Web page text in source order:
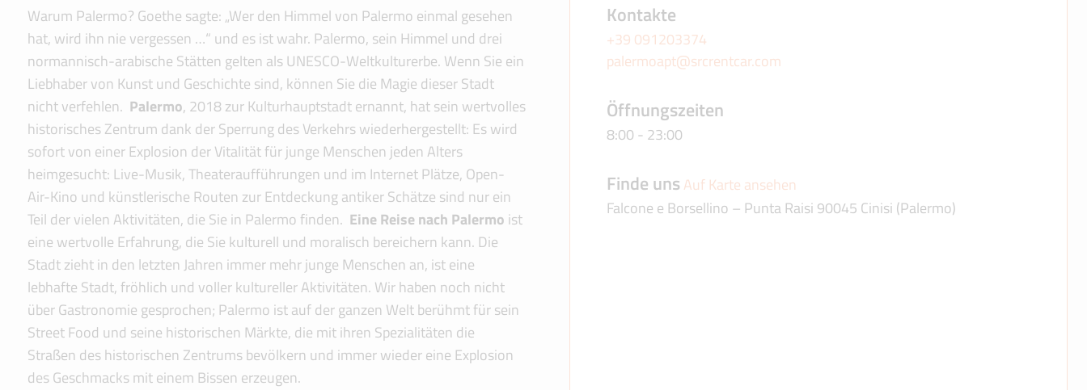
Warum Palermo? Goethe sagte: „Wer den Himmel von Palermo einmal gesehen
hat, wird ihn nie vergessen …“ und es ist wahr. Palermo, sein Himmel und drei
normannisch-arabische Stätten gelten als UNESCO-Weltkulturerbe. Wenn Sie ein
Liebhaber von Kunst und Geschichte sind, können Sie die Magie dieser Stadt
nicht verfehlen. Palermo, 2018 zur Kulturhauptstadt ernannt, hat sein wertvolles
historisches Zentrum dank der Sperrung des Verkehrs wiederhergestellt: Es wird
sofort von einer Explosion der Vitalität für junge Menschen jeden Alters
heimgesucht: Live-Musik, Theateraufführungen und im Internet Plätze, Open-
Air-Kino und künstlerische Routen zur Entdeckung antiker Schätze sind nur ein
Teil der vielen Aktivitäten, die Sie in Palermo finden. Eine Reise nach Palermo ist
eine wertvolle Erfahrung, die Sie kulturell und moralisch bereichern kann. Die
Stadt zieht in den letzten Jahren immer mehr junge Menschen an, ist eine
lebhafte Stadt, fröhlich und voller kultureller Aktivitäten. Wir haben noch nicht
über Gastronomie gesprochen; Palermo ist auf der ganzen Welt berühmt für sein
Street Food und seine historischen Märkte, die mit ihren Spezialitäten die
Straßen des historischen Zentrums bevölkern und immer wieder eine Explosion
des Geschmacks mit einem Bissen erzeugen.
Kontakte
+39 091203374
palermoapt@srcrentcar.com
Öffnungszeiten
8:00 - 23:00
Finde uns Auf Karte ansehen
Falcone e Borsellino – Punta Raisi 90045 Cinisi (Palermo)